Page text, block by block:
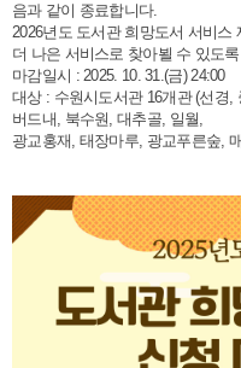
음과 같이 종료합니다.
2026년도 도서관 희망도서 서비
더 나은 서비스로 찾아뵐 수 있도
마감일시 : 2025. 10. 31.(금) 24:00
대상 : 수원시도서관 16개관 (선경
버드내, 북수원, 대추골, 일월,
광교홍재, 태장마루, 광교푸른숲,